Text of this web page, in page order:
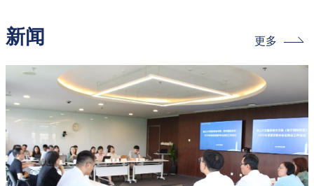
新闻 更多